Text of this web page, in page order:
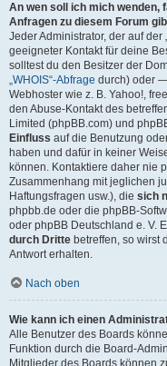
An wen soll ich mich
Anfragen zu diesem Forum
Jeder Administrator, der auf der
geeigneter Kontakt für deine
solltest du den Besitzer der
„WHOIS“-Abfrage durch) oder
Webhoster wie z. B. Yahoo!,
den Abuse-Kontakt des
Limited (phpBB.com) und
Einfluss auf die Benutzung
haben und dafür in keiner
können. Kontaktiere daher nie
Zusammenhang mit jeglichen
Haftungsfragen usw.), die sich
phpbb.de oder die phpBB-
oder phpBB Deutschland e. V.
durch Dritte betreffen, so wirst
Antwort erhalten.
Nach oben
Wie kann ich einen
Alle Benutzer des Boards
Funktion durch die Board-
Mitglieder des Boards können